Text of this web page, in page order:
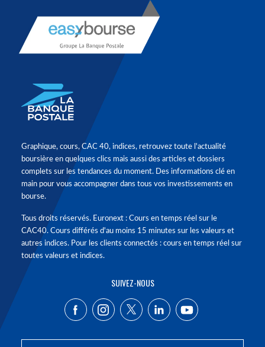
Graphique, cours, CAC 40, indices, retrouvez toute l'actualité
boursière en quelques clics mais aussi des articles et dossiers
complets sur les tendances du moment. Des informations clé en
main pour vous accompagner dans tous vos investissements en
bourse.
Tous droits réservés. Euronext : Cours en temps réel sur le
CAC40. Cours différés d'au moins 15 minutes sur les valeurs et
autres indices. Pour les clients connectés : cours en temps réel sur
toutes valeurs et indices.
SUIVEZ-NOUS